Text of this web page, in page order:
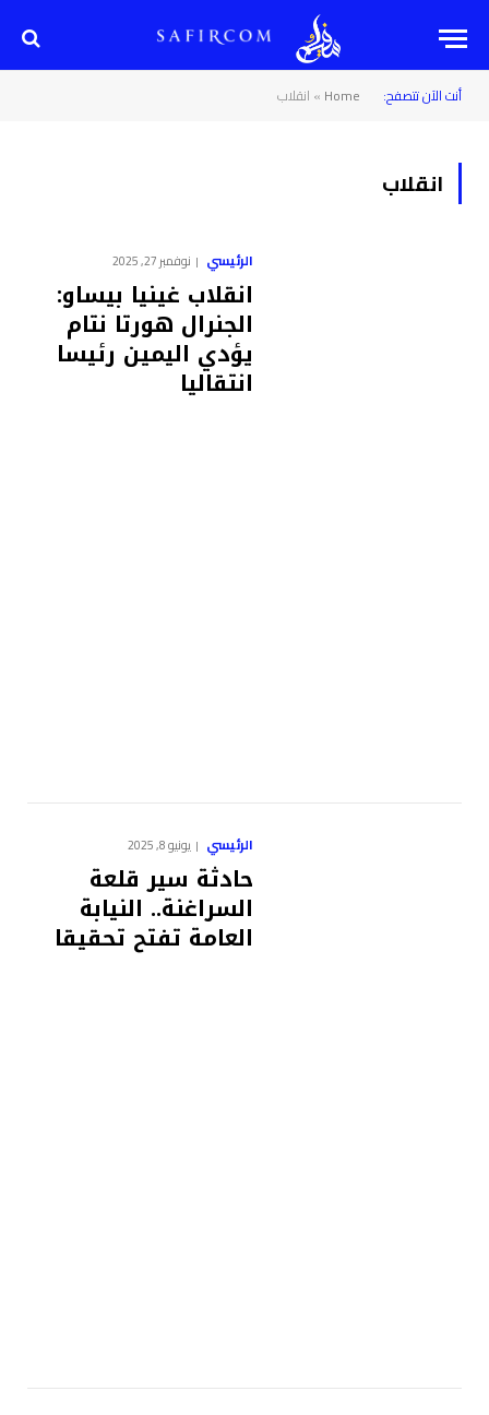
أنت الآن تتصفح: Home
» انقلاب
انقلاب
الرئيسي نوفمبر 27, 2025
انقلاب غينيا بيساو:
الجنرال هورتا نتام
يؤدي اليمين رئيسا
انتقاليا
الرئيسي يونيو 8, 2025
حادثة سير قلعة
السراغنة.. النيابة
العامة تفتح تحقيقا